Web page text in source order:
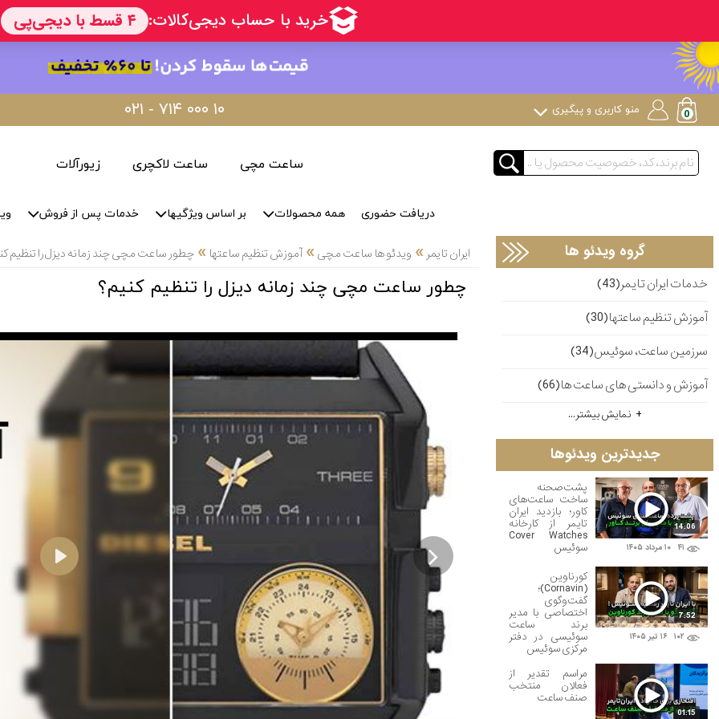
۰۲۱ - ۷۱۴ ۰۰۰ ۱۰ منو کاربری و پیگیری
ساعت مچی ساعت لاکچری زیورآلات
دریافت حضوری همه محصولات بر اساس ویژگیها خدمات پس از فروش
ایران تایمر » ویدئو ها ساعت مچی» آموزش تنظیم ساعتها » چطور ساعت مچی چند زمانه دیزل را تنظیم
چطور ساعت مچی چند زمانه دیزل را تنظیم کنیم؟

گروه ویدئو ها
خدمات ایران تایمر(43)
آموزش تنظیم ساعتها(30)
سرزمین ساعت، سوئیس(34)
آموزش و دانستی های ساعت ها(66)
نمایش بیشتر...
جدیدترین ویدئوها
۴۱ ۱۰ مرداد ۱۴۰۵
14:06
پشت‌صحنه
ساخت ساعت‌های
کاور؛ بازدید ایران
تایمر از کارخانه
Cover Watches
سوئیس
۱۰۲ ۱۶ تير ۱۴۰۵
7:52
کورناوین
(Cornavin)؛
گفت‌وگوی
اختصاصی با مدیر
برند ساعت
سوئیسی در دفتر
مرکزی سوئیس
01:15
مراسم تقدیر از
فعالان منتخب
صنف ساعت